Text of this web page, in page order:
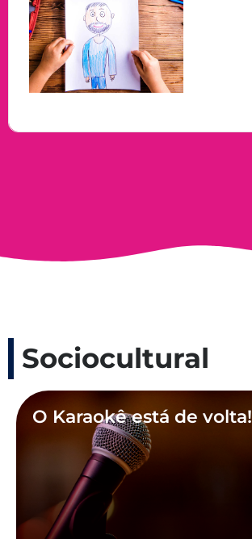
Sociocultural
O Karaokê está de volta!